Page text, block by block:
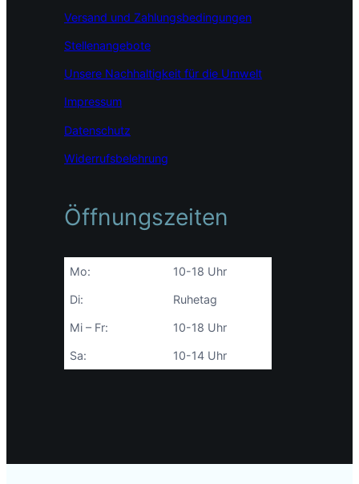
Versand und Zahlungsbedingungen
Stellenangebote
Unsere Nachhaltigkeit für die Umwelt
Impressum
Datenschutz
Widerrufsbelehrung
Öffnungszeiten
Mo: 10-18 Uhr
Di: Ruhetag
Mi – Fr: 10-18 Uhr
Sa: 10-14 Uhr